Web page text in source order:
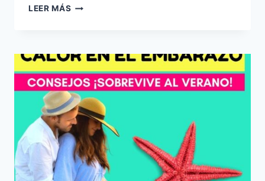
LEER MÁS ¿CÓMO
DE
CALOR
EN
EL
EMBARAZO?